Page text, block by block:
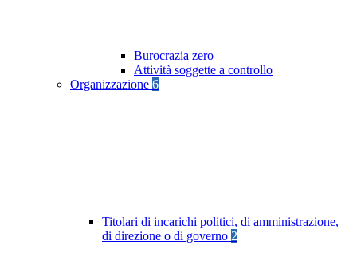
Burocrazia zero
Attività soggette a controllo
Organizzazione 6
Titolari di incarichi politici, di amministrazione,
di direzione o di governo 2